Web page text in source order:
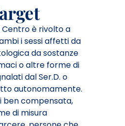
Centro è rivolto a
i sessi affetti da
da sostanze
o altre forme di
dal Ser.D. o
autonomamente.
ben compensata,
di misura